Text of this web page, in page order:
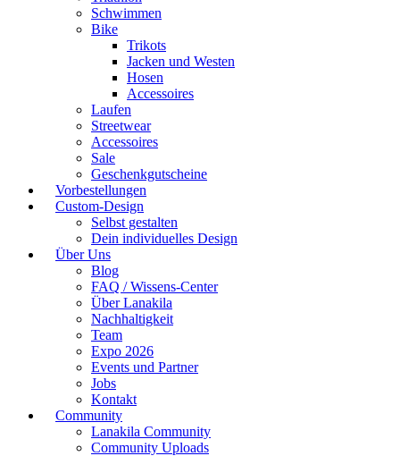
Schwimmen
Bike
Trikots
Jacken und Westen
Hosen
Accessoires
Laufen
Streetwear
Accessoires
Sale
Geschenkgutscheine
Vorbestellungen
Custom-Design
Selbst gestalten
Dein individuelles Design
Über Uns
Blog
FAQ / Wissens-Center
Über Lanakila
Nachhaltigkeit
Team
Expo 2026
Events und Partner
Jobs
Kontakt
Community
Lanakila Community
Community Uploads